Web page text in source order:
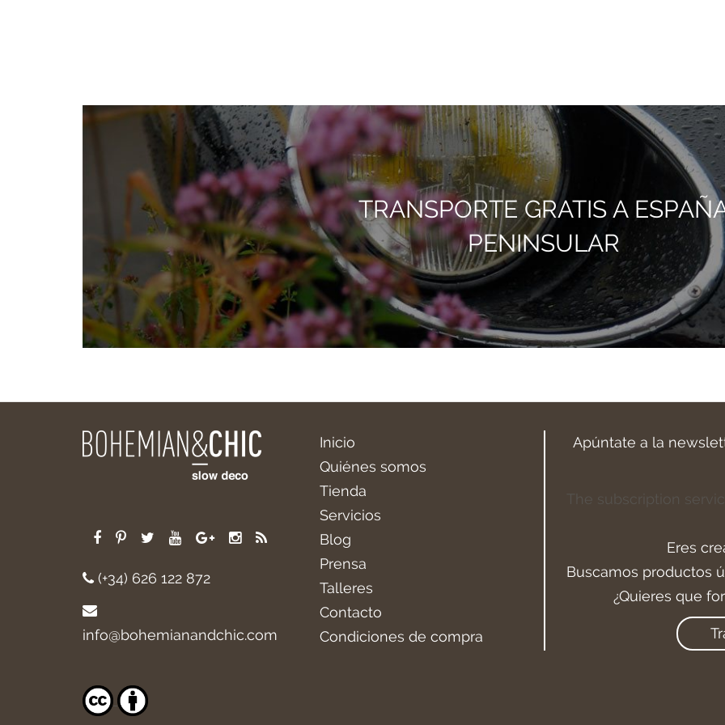
TRANSPORTE GRATIS A
PENINSULAR
(+34) 626 122 872
info@bohemianandchic.com
Inicio
Quiénes somos
Tienda
Servicios
Blog
Prensa
Talleres
Contacto
Condiciones de compra
Apúntate a la
The subscription
Eres
Buscamos productos
¿Quieres que